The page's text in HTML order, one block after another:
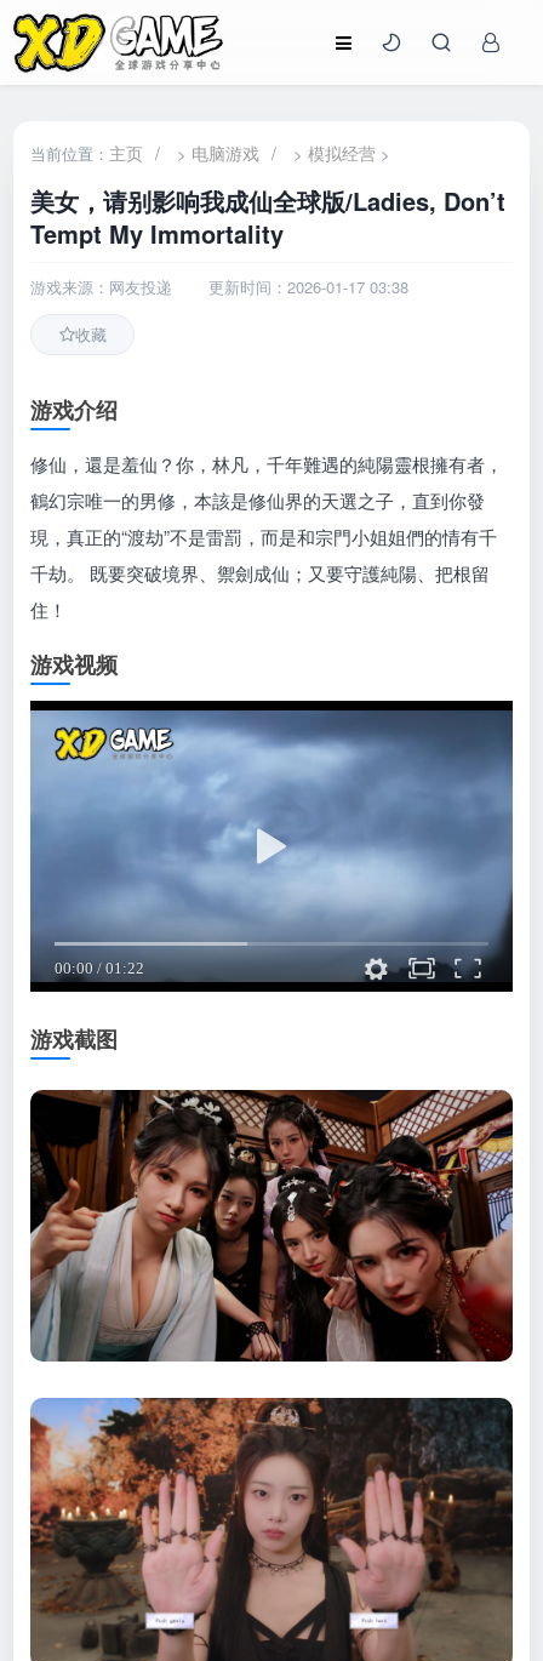
当前位置： 主页 / > 电脑游戏 / >模拟经营 >
美女，请别影响我成仙全球版/Ladies, Don’t
Tempt My Immortality
游戏来源：网友投递 更新时间：2026-01-17 03:38
收藏
游戏介绍
修仙，還是羞仙？你，林凡，千年難遇的純陽靈根擁有者，
鶴幻宗唯一的男修，本該是修仙界的天選之子，直到你發
現，真正的“渡劫”不是雷罰，而是和宗門小姐姐們的情有千
千劫。 既要突破境界、禦劍成仙；又要守護純陽、把根留
住！
游戏视频
游戏截图